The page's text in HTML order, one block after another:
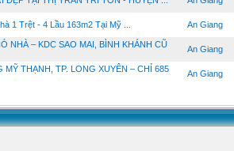
1 Trệt - 4 Lầu 163m2 Tại Mỹ ... An Giang
NHÀ – KDC SAO MAI, BÌNH KHÁNH CŨ
An Giang
MỸ THẠNH, TP. LONG XUYÊN – CHỈ 685
An Giang